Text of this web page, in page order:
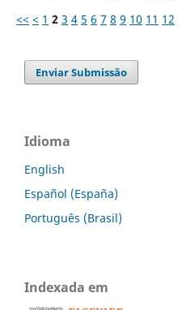
<< < 1 2 3 4 5 6 7 8 9 10 11 12
Enviar Submissão
Idioma
English
Español (España)
Português (Brasil)
Indexada em